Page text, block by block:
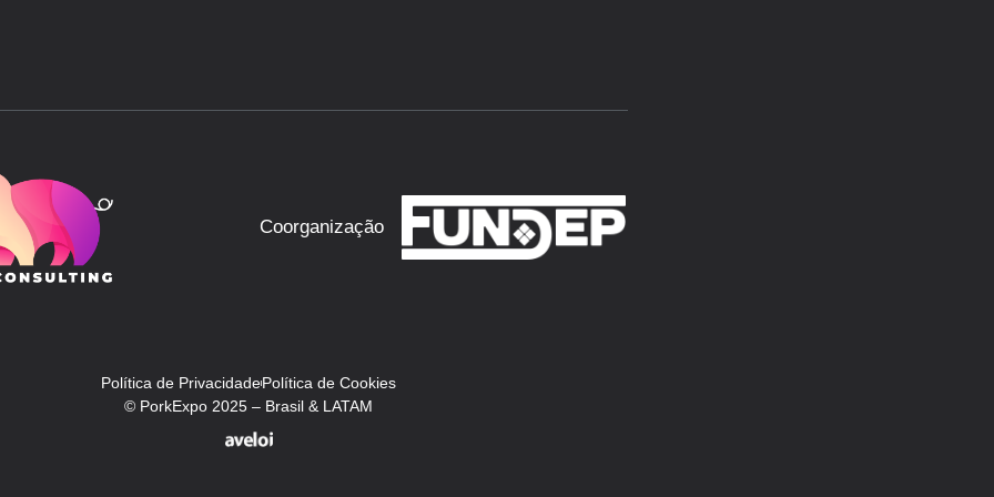
Coorganização
Política de PrivacidadePolítica de Cookies
© PorkExpo 2025 – Brasil & LATAM